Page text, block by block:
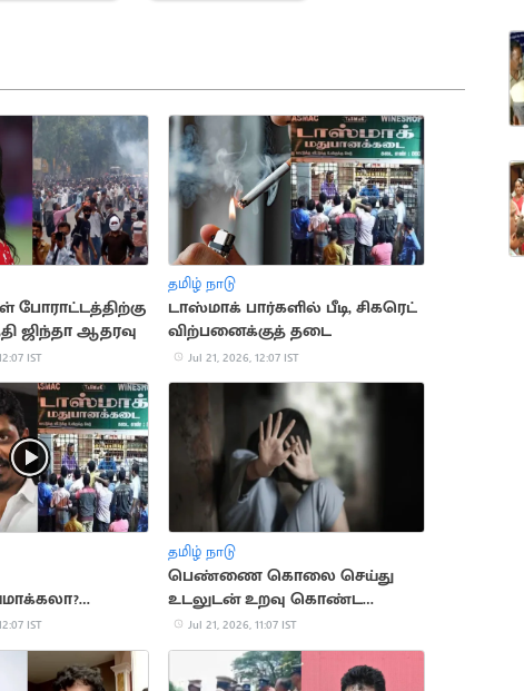
ஜிந்தா ஆதரவு
IST
தமிழ் நாடு
டாஸ்மாக் பார்களில் பீடி, சிகரெட்
விற்பனைக்குத் தடை
Jul 21, 2026, 12:07 IST
பேட்டி
IST
தமிழ் நாடு
பெண்ணை கொலை செய்து
உடலுடன் உறவு கொண்ட
சைக்கோ
Jul 21, 2026, 11:07 IST